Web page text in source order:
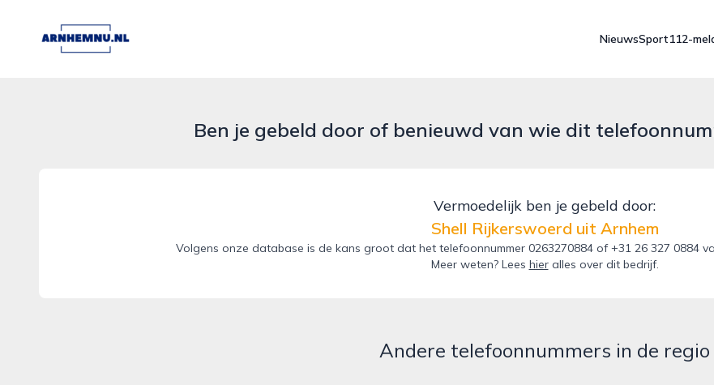
arnhemnu.nl
NieuwsSport112-
Ben je gebeld door of benieuwd van wie dit
Vermoedelijk ben je gebeld door:
Shell Rijkerswoerd uit Arnhem
Volgens onze database is de kans groot dat het telefoonnummer 0263270884 of +31 26 327 0884
Meer weten? Lees hieralles over dit bedrijf.
Andere telefoonnummers in de regio